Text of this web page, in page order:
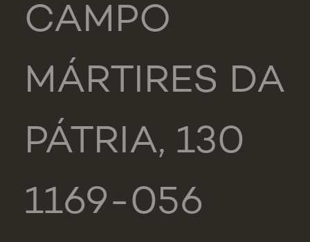
CAMPO
MÁRTIRES DA
PÁTRIA, 130
1169-056